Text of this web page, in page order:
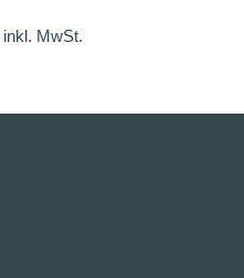
MwSt.